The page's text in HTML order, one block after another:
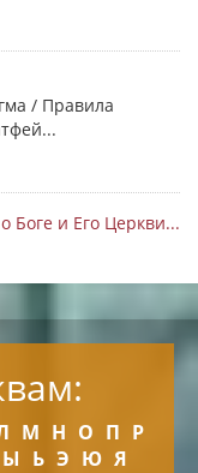
/ Правила
о Боге и Его Церкви...
М Н О П Р
Ы Ь Э Ю Я